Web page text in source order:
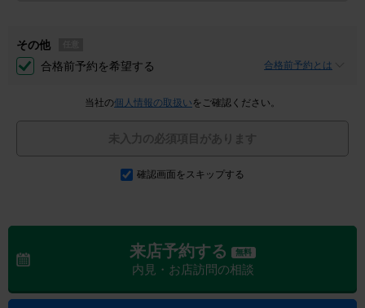
その他
合格前予約を希望する 合格前予約とは
当社の個人情報の取扱い をご確認ください。
未入力の必須項目があります
確認画面をスキップする
来店予約する 無料
内見・お店訪問の相談